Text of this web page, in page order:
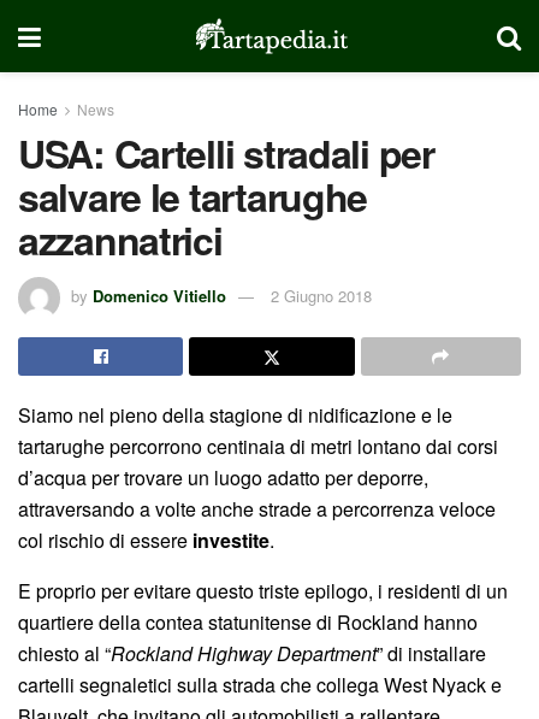
Home News
USA: Cartelli stradali per
salvare le tartarughe
azzannatrici
by Domenico Vitiello 2 Giugno 2018
Siamo nel pieno della stagione di nidificazione e le
tartarughe percorrono centinaia di metri lontano dai corsi
d’acqua per trovare un luogo adatto per deporre,
attraversando a volte anche strade a percorrenza veloce
col rischio di essere investite.
E proprio per evitare questo triste epilogo, i residenti di un
quartiere della contea statunitense di Rockland hanno
chiesto al “Rockland Highway Department” di installare
cartelli segnaletici sulla strada che collega West Nyack e